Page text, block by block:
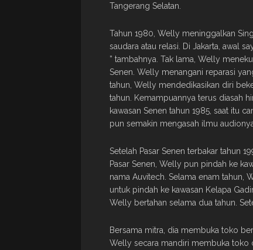
Tangerang Selatan.
Tahun 1980, Welly meninggalkan
saudara atau relasi. Di Jakarta, awal
” tambahnya. Tak lama, Welly
Senen. Welly menangani reparasi
tahun, Welly mendedikasikan diri
tahun. Kemampuannya terus diasah
kawasan Senen tahun 1985, saat itu
pun semakin mengasah ilmu
Setelah Pasar Senen terbakar tahun
Pasar Senen, Welly pun pindah ke
nama Auvitech. Selama enam tahun,
untuk pindah ke kawasan Kelapa
Welly bertahan selama dua tahun.
Bersama mitra, dia membuka toko
Welly secara mandiri membuka toko